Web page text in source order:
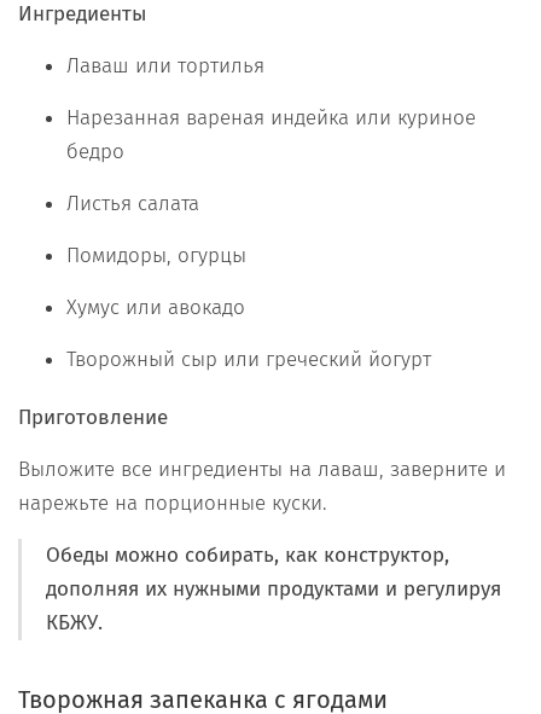
Ингредиенты
Лаваш или тортилья
Нарезанная вареная индейка или куриное
бедро
Листья салата
Помидоры, огурцы
Хумус или авокадо
Творожный сыр или греческий йогурт
Приготовление
Выложите все ингредиенты на лаваш, заверните и
нарежьте на порционные куски.
Обеды можно собирать, как конструктор,
дополняя их нужными продуктами и регулируя
КБЖУ.
Творожная запеканка с ягодами